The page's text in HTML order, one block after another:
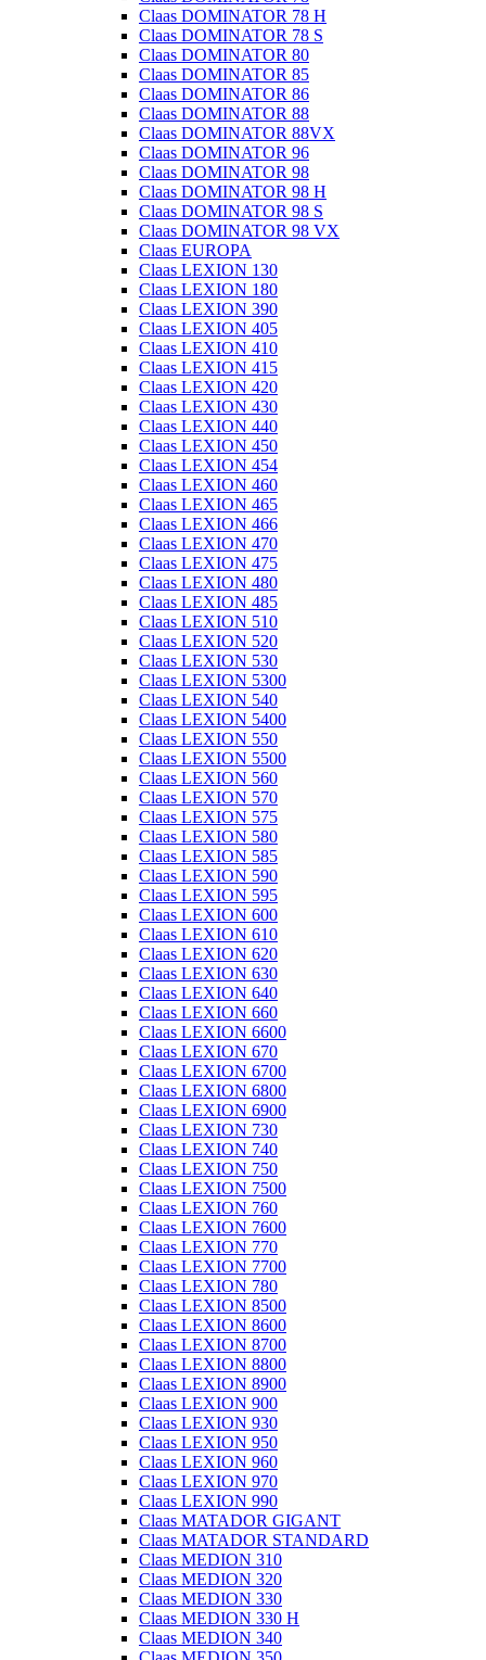
Claas DOMINATOR 78 H
Claas DOMINATOR 78 S
Claas DOMINATOR 80
Claas DOMINATOR 85
Claas DOMINATOR 86
Claas DOMINATOR 88
Claas DOMINATOR 88VX
Claas DOMINATOR 96
Claas DOMINATOR 98
Claas DOMINATOR 98 H
Claas DOMINATOR 98 S
Claas DOMINATOR 98 VX
Claas EUROPA
Claas LEXION 130
Claas LEXION 180
Claas LEXION 390
Claas LEXION 405
Claas LEXION 410
Claas LEXION 415
Claas LEXION 420
Claas LEXION 430
Claas LEXION 440
Claas LEXION 450
Claas LEXION 454
Claas LEXION 460
Claas LEXION 465
Claas LEXION 466
Claas LEXION 470
Claas LEXION 475
Claas LEXION 480
Claas LEXION 485
Claas LEXION 510
Claas LEXION 520
Claas LEXION 530
Claas LEXION 5300
Claas LEXION 540
Claas LEXION 5400
Claas LEXION 550
Claas LEXION 5500
Claas LEXION 560
Claas LEXION 570
Claas LEXION 575
Claas LEXION 580
Claas LEXION 585
Claas LEXION 590
Claas LEXION 595
Claas LEXION 600
Claas LEXION 610
Claas LEXION 620
Claas LEXION 630
Claas LEXION 640
Claas LEXION 660
Claas LEXION 6600
Claas LEXION 670
Claas LEXION 6700
Claas LEXION 6800
Claas LEXION 6900
Claas LEXION 730
Claas LEXION 740
Claas LEXION 750
Claas LEXION 7500
Claas LEXION 760
Claas LEXION 7600
Claas LEXION 770
Claas LEXION 7700
Claas LEXION 780
Claas LEXION 8500
Claas LEXION 8600
Claas LEXION 8700
Claas LEXION 8800
Claas LEXION 8900
Claas LEXION 900
Claas LEXION 930
Claas LEXION 950
Claas LEXION 960
Claas LEXION 970
Claas LEXION 990
Claas MATADOR GIGANT
Claas MATADOR STANDARD
Claas MEDION 310
Claas MEDION 320
Claas MEDION 330
Claas MEDION 330 H
Claas MEDION 340